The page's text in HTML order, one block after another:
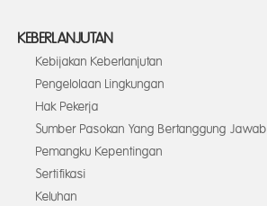
KEBERLANJUTAN
Kebijakan Keberlanjutan
Pengelolaan Lingkungan
Hak Pekerja
Sumber Pasokan Yang Bertanggung Jawab
Pemangku Kepentingan
Sertifikasi
Keluhan